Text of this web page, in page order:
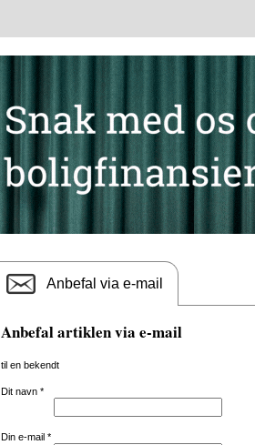
Anbefal via e-mail
Anbefal artiklen via e-mail
til en bekendt
Dit navn *
Din e-mail *